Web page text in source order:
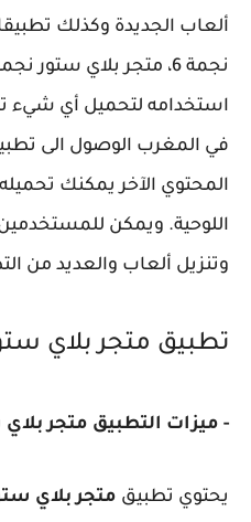
ألعاب الجديدة وكذلك
استخدامه لتحميل أي شيء
في المغرب الوصول الى
المحتوي الآخر يمكنك
وتنزيل ألعاب والعديد من
تطبيق متجر بلاي
- ميزات التطبيق متجر بلاي
يحتوي تطبيق متجر بلاي